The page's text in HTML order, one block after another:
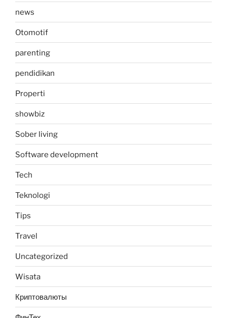
news
Otomotif
parenting
pendidikan
Properti
showbiz
Sober living
Software development
Tech
Teknologi
Tips
Travel
Uncategorized
Wisata
Криптовалюты